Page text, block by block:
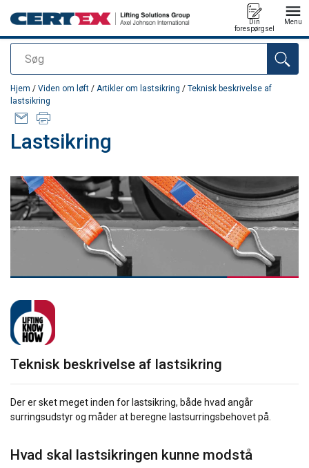
Søg
Din
forespørgsel
Menu
Produktet blev tilføjet til din forespørgsel
Hjem / Viden om løft / Artikler om lastsikring / Teknisk beskrivelse af
lastsikring
Lastsikring
Teknisk beskrivelse af lastsikring
Der er sket meget inden for lastsikring, både hvad angår
surringsudstyr og måder at beregne lastsurringsbehovet på.
Hvad skal lastsikringen kunne modstå